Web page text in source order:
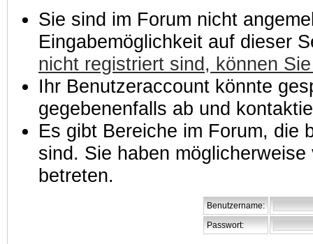
Sie sind im Forum nicht
Eingabemöglichkeit auf dieser
nicht registriert sind, können
Ihr Benutzeraccount könnte
gegebenenfalls ab und
Es gibt Bereiche im Forum, die
sind. Sie haben
betreten.
Benutzername:
Passwort: